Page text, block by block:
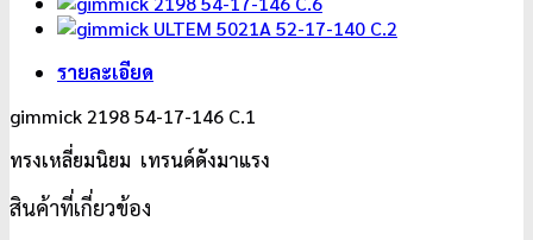
146
ชิ้นรายละเอียด
gimmick 2198 54-17-146 C.1
ทรงเหลี่ยมนิยม เทรนด์ดังมาแรง
สินค้าที่เกี่ยวข้อง